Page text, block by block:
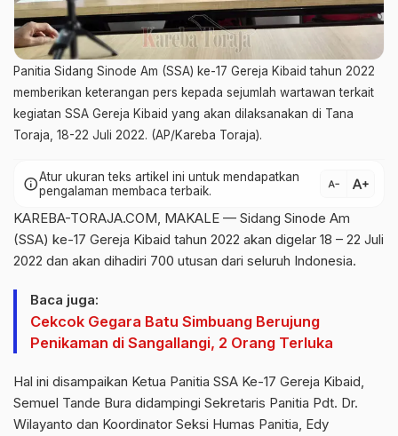
Panitia Sidang Sinode Am (SSA) ke-17 Gereja Kibaid tahun 2022
memberikan keterangan pers kepada sejumlah wartawan terkait
kegiatan SSA Gereja Kibaid yang akan dilaksanakan di Tana
Toraja, 18-22 Juli 2022. (AP/Kareba Toraja).
infoAtur ukuran teks artikel ini untuk mendapatkan
pengalaman membaca terbaik.
text_decrease text_increase
KAREBA-TORAJA.COM, MAKALE — Sidang Sinode Am
(SSA) ke-17 Gereja Kibaid tahun 2022 akan digelar 18 – 22 Juli
2022 dan akan dihadiri 700 utusan dari seluruh Indonesia.
Baca juga:
Cekcok Gegara Batu Simbuang Berujung
Penikaman di Sangallangi, 2 Orang Terluka
Hal ini disampaikan Ketua Panitia SSA Ke-17 Gereja Kibaid,
Semuel Tande Bura didampingi Sekretaris Panitia Pdt. Dr.
Wilayanto dan Koordinator Seksi Humas Panitia, Edy